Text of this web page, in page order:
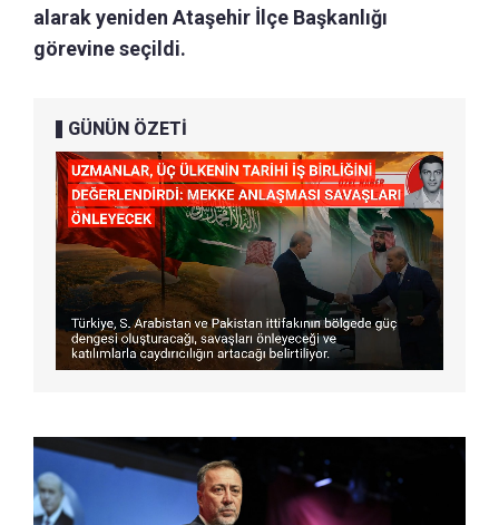
alarak yeniden Ataşehir İlçe Başkanlığı
görevine seçildi.
GÜNÜN ÖZETİ